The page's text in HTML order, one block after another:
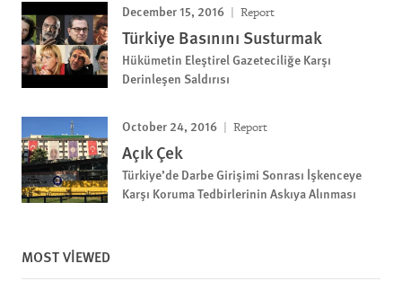
December 15, 2016 Report
Türkiye Basınını Susturmak
Hükümetin Eleştirel Gazeteciliğe Karşı
Derinleşen Saldırısı
October 24, 2016 Report
Açık Çek
Türkiye’de Darbe Girişimi Sonrası İşkenceye
Karşı Koruma Tedbirlerinin Askıya Alınması
MOST VIEWED